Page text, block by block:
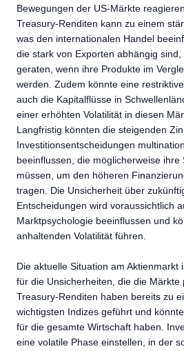
Bewegungen der US-Märkte
Treasury-Renditen kann zu einem
was den internationalen Handel
die stark von Exporten abhängig
geraten, wenn ihre Produkte im
werden. Zudem könnte eine
auch die Kapitalflüsse in
einer erhöhten Volatilität in diesen
Langfristig könnten die steigenden
Investitionsentscheidungen
beeinflussen, die möglicherweise ihre
müssen, um den höheren
tragen. Die Unsicherheit über
Entscheidungen wird voraussichtlich
Marktpsychologie beeinflussen und
anhaltenden Volatilität führen.
Die aktuelle Situation am Aktienmarkt
für die Unsicherheiten, die die Märkte
Treasury-Renditen haben bereits zu
wichtigsten Indizes geführt und
für die gesamte Wirtschaft haben.
eine volatile Phase einstellen, in der